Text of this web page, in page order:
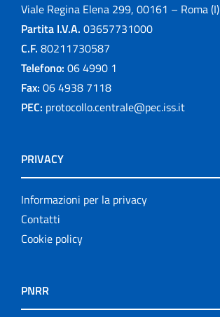
Viale Regina Elena 299, 00161 – Roma (I)
Partita I.V.A. 03657731000
C.F. 80211730587
Telefono: 06 4990 1
Fax: 06 4938 7118
PEC: protocollo.centrale@pec.iss.it
PRIVACY
Informazioni per la privacy
Contatti
Cookie policy
PNRR